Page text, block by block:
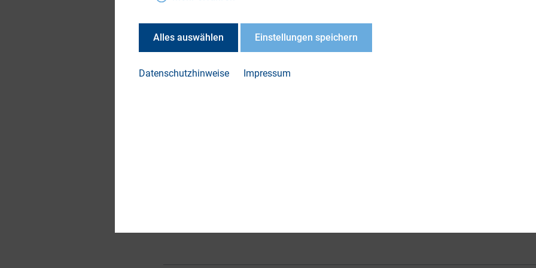
verhalten.
Christoph Tesch: Der Entry Standard – Erfolgsstory oder
26 Abb., 16 Tab.
Alles auswählen Einstellungen speichern
Datenschutzhinweise Impressum